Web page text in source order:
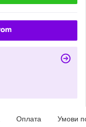
Оплата Умови